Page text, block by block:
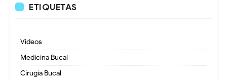
ETIQUETAS
Videos
Medicina Bucal
Cirugía Bucal